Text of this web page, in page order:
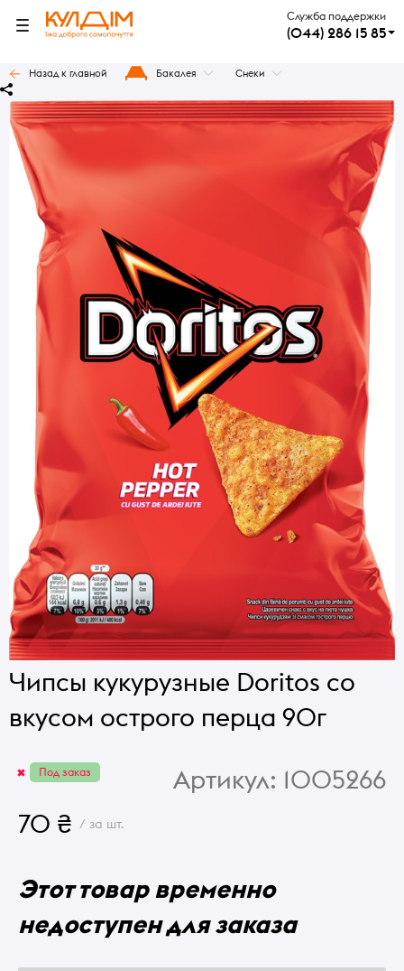
Служба поддержки
(044) 286 15 85
Назад к главной Бакалея Снеки
Чипсы кукурузные Doritos со
вкусом острого перца 90г
Под заказ Артикул: 1005266
70 ₴ / за шт.
Этот товар временно
недоступен для заказа